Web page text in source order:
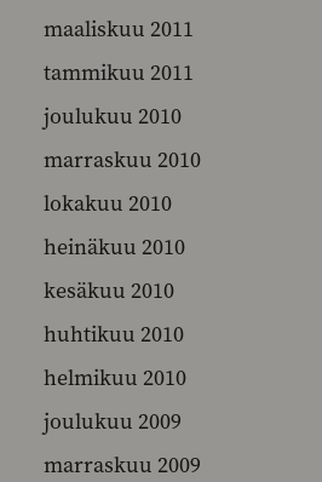
maaliskuu 2011
tammikuu 2011
joulukuu 2010
marraskuu 2010
lokakuu 2010
heinäkuu 2010
kesäkuu 2010
huhtikuu 2010
helmikuu 2010
joulukuu 2009
marraskuu 2009